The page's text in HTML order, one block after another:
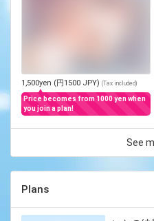
1,500yen (円1500 JPY) (Tax included)
Price becomes from 1000 yen when
you join a plan!
See
Plans